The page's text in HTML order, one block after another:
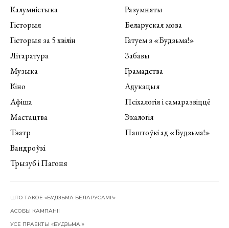
Калумністыка
Гісторыя
Гісторыя за 5 хвілін
Літаратура
Музыка
Кіно
Афіша
Мастацтва
Тэатр
Вандроўкі
Трызуб і Пагоня
Разумняты
Беларуская мова
Гатуем з «Будзьма!»
Забавы
Грамадства
Адукацыя
Псіхалогія і самаразвіццё
Экалогія
Паштоўкі ад «Будзьма!»
ШТО ТАКОЕ «БУДЗЬМА БЕЛАРУСАМІ!»
АСОБЫ КАМПАНІІ
УСЕ ПРАЕКТЫ «БУДЗЬМА!»